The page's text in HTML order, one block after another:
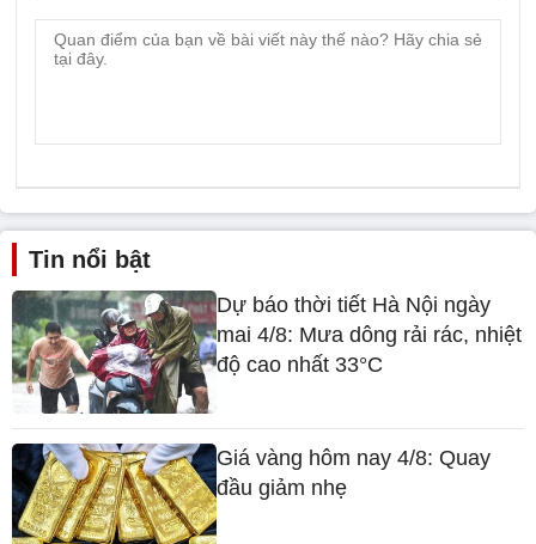
Tin nổi bật
Dự báo thời tiết Hà Nội ngày
mai 4/8: Mưa dông rải rác, nhiệt
độ cao nhất 33°C
Giá vàng hôm nay 4/8: Quay
đầu giảm nhẹ